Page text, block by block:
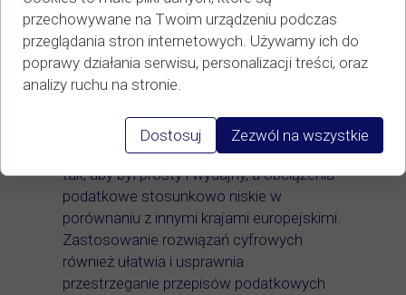
ogranicza formalności.Podsumowując,
estoński system podatkowy jest
wyjątkowy pod wieloma względami,
począwszy od płaskiej stawki podatku
systemie podatku dochodowego od osób
prawnych. System został zaprojektowany
tak, aby był prosty i wydajny, a obciążenia
podatkowe stosunkowo niskie w
porównaniu z innymi krajami europejskimi.
Zastosowanie rozwiązań cyfrowych
również ułatwia i usprawnia
przestrzeganie przepisów podatkowych
przechowywane na Twoim urządzeniu podczas
przeglądania stron internetowych. Używamy ich do
poprawy działania serwisu, personalizacji treści, oraz
analizy ruchu na stronie.
Dostosuj Zezwól na wszystkie